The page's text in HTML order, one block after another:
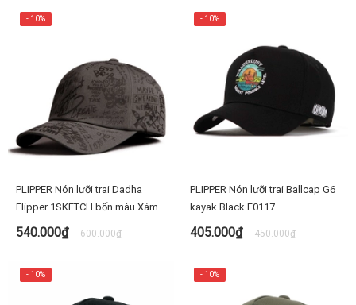
- 10%
PLIPPER Nón lưỡi trai Dadha
Flipper 1SKETCH bốn màu Xám
FL393 1색스케치
540.000₫ 600.000₫
- 10%
PLIPPER Nón lưỡi trai Ballcap G6
kayak Black F0117
405.000₫ 450.000₫
- 10% - 10%